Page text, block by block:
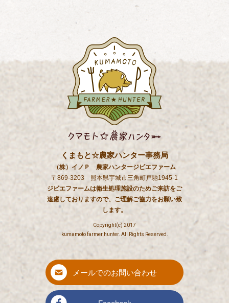
くまもと☆農家ハンター事務局
（株）イノＰ 農家ハンタージビエファーム
〒869-3203 熊本県宇城市三角町戸馳1945-1
ジビエファームは衛生処理施設のためご来訪をご
遠慮しておりますので、ご理解ご協力をお願い致
します。
Copyright(c) 2017
kumamoto farmer hunter. All Rights Reserved.
メールでのお問い合わせ